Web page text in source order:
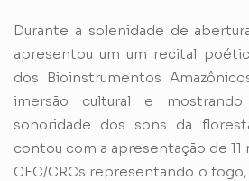
Durante a solenidade de
apresentou um um recital
dos Bioinstrumentos
imersão cultural e
sonoridade dos sons da
contou com a apresentação de
CFC/CRCs representando o fogo,